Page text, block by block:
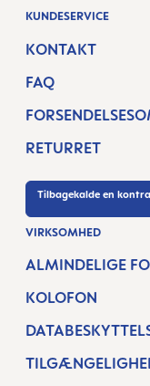
KUNDESERVICE
KONTAKT
FAQ
RETURRET
Tilbagekalde en
VIRKSOMHED
ALMINDELIGE
KOLOFON